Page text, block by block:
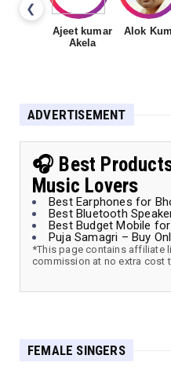
❮
Ajeet kumar
Akela
Alok
ADVERTISEMENT
🎧 Best
Music Lovers
Best Earphones for
Best Bluetooth
Best Budget Mobile
Puja Samagri – Buy
*This page contains affiliate
commission at no extra cost
FEMALE SINGERS